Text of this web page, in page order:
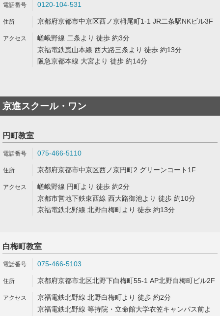
0120-104-531
京都府京都市中京区西ノ京栂尾町1-1 JR二条駅NKビル3F
嵯峨野線 二条より 徒歩 約3分
京福電鉄嵐山本線 西大路三条より 徒歩 約13分
阪急京都本線 大宮より 徒歩 約14分
京進スクール・ワン
円町教室
075-466-5110
京都府京都市中京区西ノ京円町2 グリーンコート1F
嵯峨野線 円町より 徒歩 約2分
京都市営地下鉄東西線 西大路御池より 徒歩 約10分
京福電鉄北野線 北野白梅町より 徒歩 約13分
白梅町教室
075-466-5103
京都府京都市北区北野下白梅町55-1 AP北野白梅町ビル2F
京福電鉄北野線 北野白梅町より 徒歩 約2分
京福電鉄北野線 等持院・立命館大学衣笠キャンパス前よ